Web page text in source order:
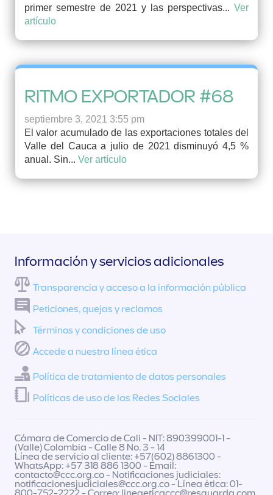
primer semestre de 2021 y las perspectivas... Ver
artículo
RITMO EXPORTADOR #68
septiembre 3, 2021 3:55 pm
El valor acumulado de las exportaciones totales del
Valle del Cauca a julio de 2021 disminuyó 4,5 %
anual. Sin... Ver artículo
Información y servicios adicionales
Transparencia y acceso a la información pública
Peticiones, quejas y reclamos
Términos y condiciones de uso
Accede a nuestra línea ética
Política de tratamiento de datos personales
Políticas de uso de las Redes Sociales
Cámara de Comercio de Cali - NIT: 890399001-1 -
(Valle) Colombia - Calle 8 No. 3 - 14
Línea de servicio al cliente: +57(602) 8861300 -
WhatsApp: +57 318 886 1300 - Email:
contacto@ccc.org.co- Notificaciones judiciales:
notificacionesjudiciales@ccc.org.co- Línea ética: 01-